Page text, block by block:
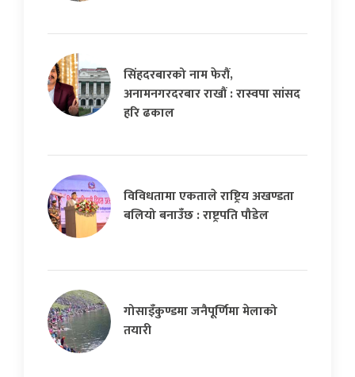
सिंहदरबारको नाम फेरौं,
अनामनगरदरबार राखौं : रास्वपा सांसद
हरि ढकाल
विविधतामा एकताले राष्ट्रिय अखण्डता
बलियो बनाउँछ : राष्ट्रपति पौडेल
गोसाइँकुण्डमा जनैपूर्णिमा मेलाको
तयारी